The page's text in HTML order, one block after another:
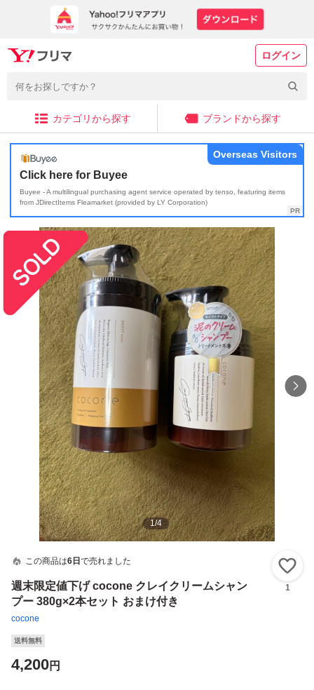
ログイン
カテゴリから探す ブランドから探す
Click here for Buyee
Buyee - A multilingual purchasing agent service operated by tenso, featuring items
from JDirectItems Fleamarket (provided by LY Corporation)
Overseas Visitors
1/4
この商品は6日 で売れました
週末限定値下げ cocone クレイクリームシャン
プー 380g×2本セット おまけ付き
cocone
1
送料無料
4,200円